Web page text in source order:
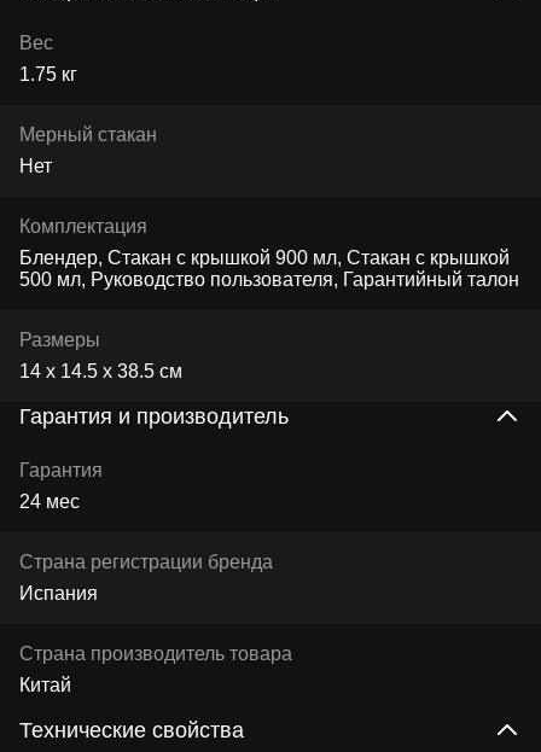
Вес
1.75 кг
Мерный стакан
Нет
Комплектация
Блендер, Стакан с крышкой 900 мл, Стакан с крышкой
500 мл, Руководство пользователя, Гарантийный талон
Размеры
14 х 14.5 х 38.5 см
Гарантия и производитель
Гарантия
24 мес
Страна регистрации бренда
Испания
Страна производитель товара
Китай
Технические свойства